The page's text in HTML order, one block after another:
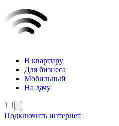
В квартиру
Для бизнеса
Мобильный
На дачу
Подключить интернет